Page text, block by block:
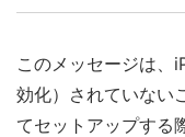
このメッセージは、
効化）されていない
てセットアップする